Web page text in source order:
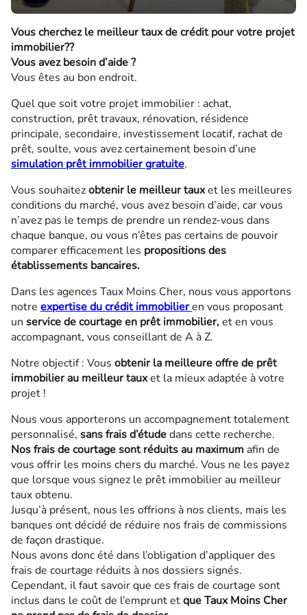
Vous cherchez le meilleur taux de crédit pour votre projet
immobilier??
Vous avez besoin d’aide ?
Vous êtes au bon endroit.
Quel que soit votre projet immobilier : achat,
construction, prêt travaux, rénovation, résidence
principale, secondaire, investissement locatif, rachat de
prêt, soulte, vous avez certainement besoin d’une
simulation prêt immobilier gratuite.
Vous souhaitezobtenir le meilleur tauxet les meilleures
conditions du marché, vous avez besoin d’aide, car vous
n’avez pas le temps de prendre un rendez-vous dans
chaque banque, ou vous n’êtes pas certains de pouvoir
comparer efficacement les propositions des
établissements bancaires.
Dans les agences Taux Moins Cher, nous vous apportons
notre expertise du crédit immobilieren vous proposant
un service de courtage en prêt immobilier,et en vous
accompagnant, vous conseillant de A à Z.
Notre objectif : Vous obtenir la meilleure offre de prêt
immobilier au meilleur tauxet la mieux adaptée à votre
projet !
Nous vous apporterons un accompagnement totalement
personnalisé, sans frais d’étudedans cette recherche.
Nos frais de courtage sont réduits au maximum afin de
vous offrir les moins chers du marché. Vous ne les payez
que lorsque vous signez le prêt immobilier au meilleur
taux obtenu.
Jusqu’à présent, nous les offrions à nos clients, mais les
banques ont décidé de réduire nos frais de commissions
de façon drastique.
Nous avons donc été dans l’obligation d’appliquer des
frais de courtage réduits à nos dossiers signés.
Cependant, il faut savoir que ces frais de courtage sont
inclus dans le coût de l’emprunt etque Taux Moins Cher